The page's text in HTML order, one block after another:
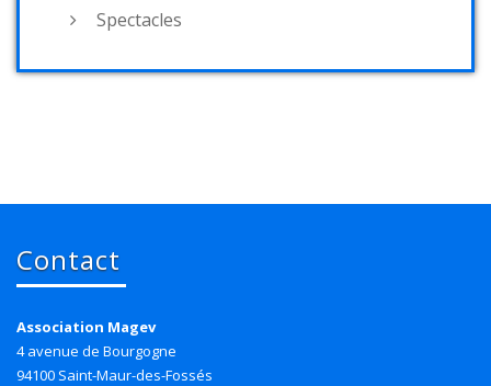
Spectacles
Contact
Association Magev
4 avenue de Bourgogne
94100 Saint-Maur-des-Fossés